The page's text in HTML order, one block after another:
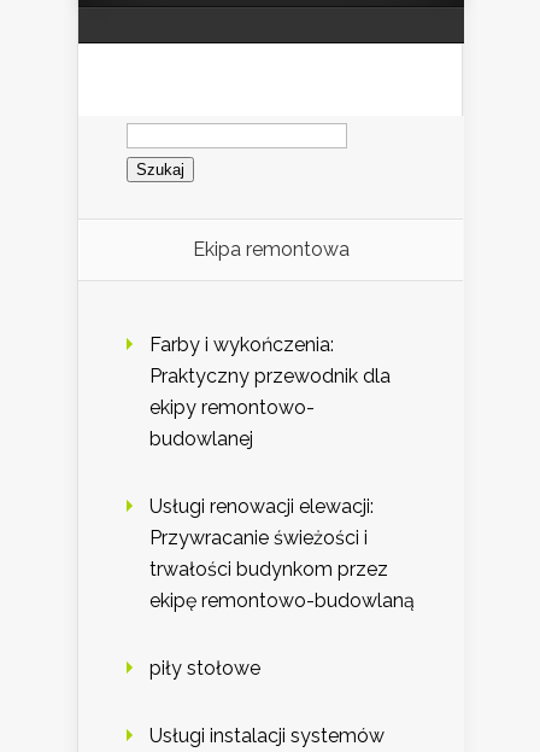
Szukaj:
Ekipa remontowa
Farby i wykończenia:
Praktyczny przewodnik dla
ekipy remontowo-
budowlanej
Usługi renowacji elewacji:
Przywracanie świeżości i
trwałości budynkom przez
ekipę remontowo-budowlaną
piły stołowe
Usługi instalacji systemów